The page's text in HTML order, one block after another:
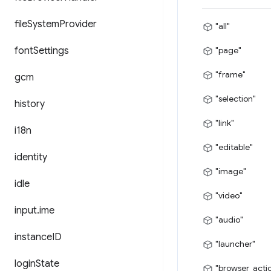
fileSystemProvider
fontSettings
gcm
history
i18n
identity
idle
input.ime
instanceID
loginState
"all"
"page"
"frame"
"selection"
"link"
"editable"
"image"
"video"
"audio"
"launcher"